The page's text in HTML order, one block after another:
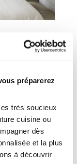
préparerez
très soucieux
cuisine ou
dès
et la plus
à découvrir